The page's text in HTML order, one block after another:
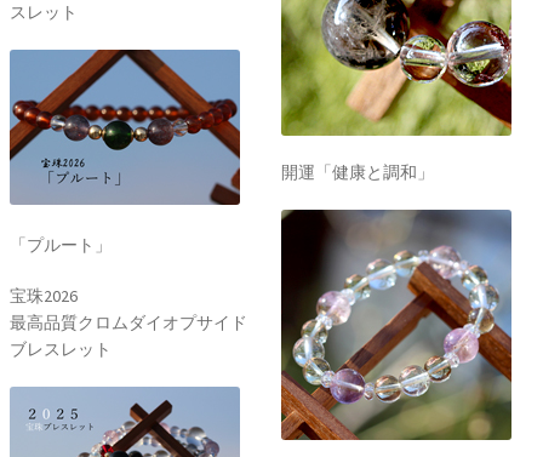
スレット
「プルート」
宝珠2026
最高品質クロムダイオプサイド
ブレスレット
開運「健康と調和」